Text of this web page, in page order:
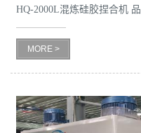
HQ-2000L混炼硅胶捏合机 品
质稳定
MORE >